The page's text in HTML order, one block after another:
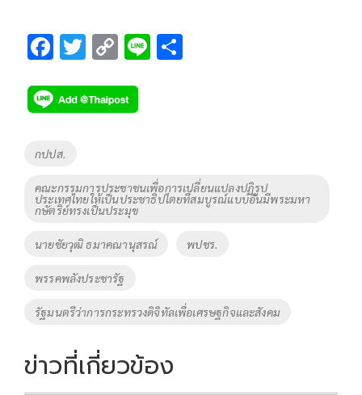
F
e
b
o
k
T
tt
er
C
p
y
k
Li
Tags
กปปส.
คณะกรรมการประชาชนเพื่อการเปลี่ยนแปลงปฏิรูป
ประเทศไทยให้เป็นประชาธิปไตยที่สมบูรณ์แบบอันมีพระมหา
กษัตริย์ทรงเป็นประมุข
นายชัยวุฒิ ธมาคณานุสรณ์ พปชร.
พรรคพลังประชารัฐ
รัฐมนตรีว่าการกระทรวงดิจิทัลเพื่อเศรษฐกิจและสังคม
ข่าวที่เกี่ยวข้อง